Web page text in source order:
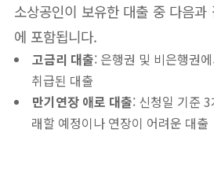
소상공인이 보유한 대출 중 다음
에 포함됩니다.
고금리 대출: 은행권 및 비은행권
취급된 대출
만기연장 애로 대출: 신청일 기준
래할 예정이나 연장이 어려운 대출